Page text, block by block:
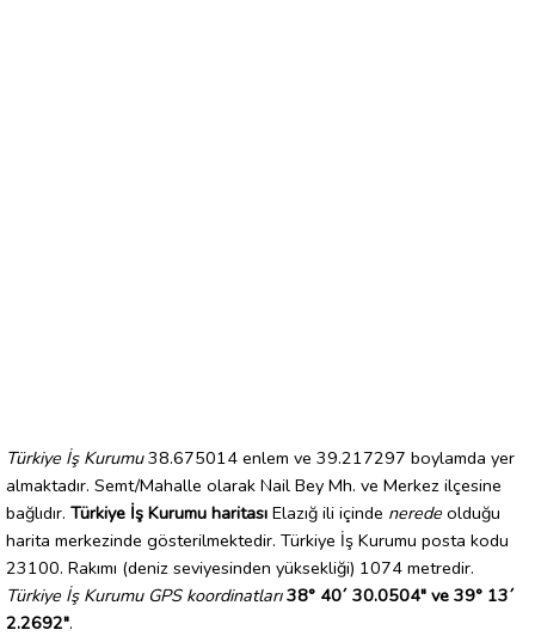
Türkiye İş Kurumu38.675014 enlem ve 39.217297 boylamda yer
almaktadır. Semt/Mahalle olarak Nail Bey Mh. ve Merkez ilçesine
bağlıdır. Türkiye İş Kurumu haritası Elazığ ili içinde nerede olduğu
harita merkezinde gösterilmektedir. Türkiye İş Kurumu posta kodu
23100. Rakımı (deniz seviyesinden yüksekliği) 1074 metredir.
Türkiye İş Kurumu GPS koordinatları 38° 40´ 30.0504" ve 39° 13´
2.2692".